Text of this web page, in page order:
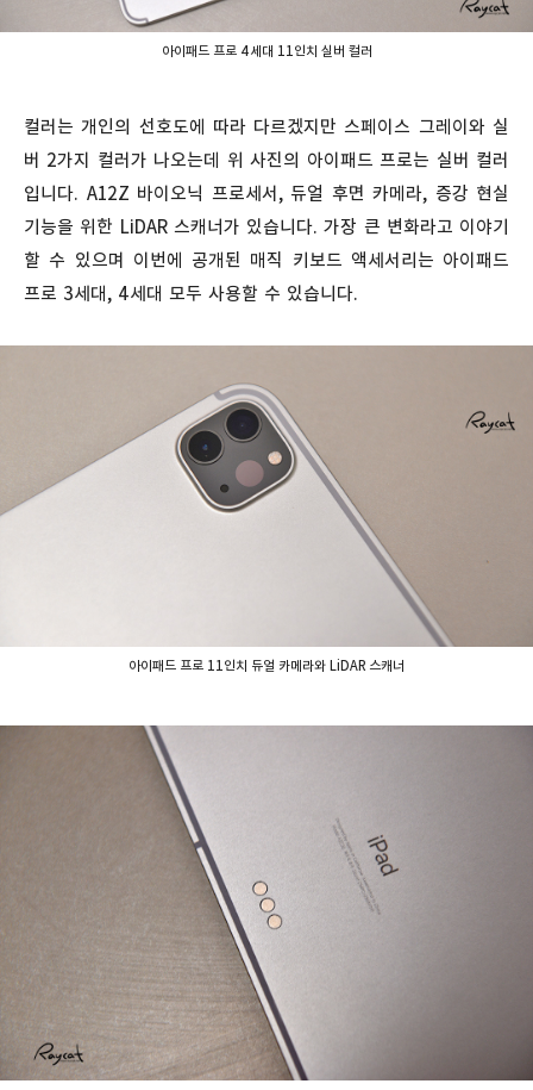
아이패드 프로 4세대 11인치 실버 컬러
컬러는 개인의 선호도에 따라 다르겠지만 스페이스 그레이와 실
버 2가지 컬러가 나오는데 위 사진의 아이패드 프로는 실버 컬러
입니다. A12Z 바이오닉 프로세서, 듀얼 후면 카메라, 증강 현실
기능을 위한 LiDAR 스캐너가 있습니다. 가장 큰 변화라고 이야기
할 수 있으며 이번에 공개된 매직 키보드 액세서리는 아이패드
프로 3세대, 4세대 모두 사용할 수 있습니다.
아이패드 프로 11인치 듀얼 카메라와 LiDAR 스캐너